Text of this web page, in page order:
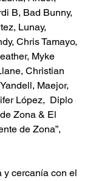
B, Bad Bunny,
Lunay,
Chris Tamayo,
Myke
Christian
Maejor,
López,  Diplo
Zona & El
de Zona”,
y cercanía con el